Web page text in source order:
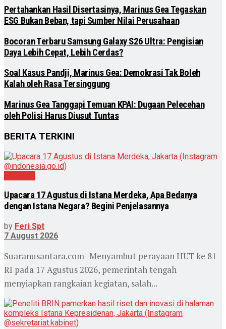
Pertahankan Hasil Disertasinya, Marinus Gea Tegaskan
ESG Bukan Beban, tapi Sumber Nilai Perusahaan
Bocoran Terbaru Samsung Galaxy S26 Ultra: Pengisian
Daya Lebih Cepat, Lebih Cerdas?
Soal Kasus Pandji, Marinus Gea: Demokrasi Tak Boleh
Kalah oleh Rasa Tersinggung
Marinus Gea Tanggapi Temuan KPAI: Dugaan Pelecehan
oleh Polisi Harus Diusut Tuntas
BERITA TERKINI
Upacara 17 Agustus di Istana Merdeka, Apa Bedanya
dengan Istana Negara? Begini Penjelasannya
by Feri Spt
7 August 2026
Suaranusantara.com- Menyambut perayaan HUT ke 81
RI pada 17 Agustus 2026, pemerintah tengah
menyiapkan rangkaian kegiatan, salah...